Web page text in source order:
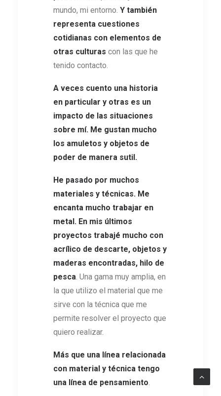
mundo, mi entorno. Y también
representa cuestiones
cotidianas con elementos de
otras culturas con las que he
tenido contacto.
A veces cuento una historia
en particular y otras es un
impacto de las situaciones
sobre mí. Me gustan mucho
los amuletos y objetos de
poder de manera sutil.
He pasado por muchos
materiales y técnicas. Me
encanta mucho trabajar en
metal. En mis últimos
proyectos trabajé mucho con
acrílico de descarte, objetos y
maderas encontradas, hilo de
pesca. Una gama muy amplia, en
la que utilizo el material que me
sirve con la técnica que me
permite resolver el proyecto que
quiero realizar.
Más que una línea relacionada
con material y técnica tengo
una línea de pensamiento.